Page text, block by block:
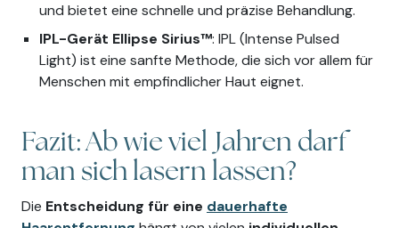
und bietet eine schnelle und präzise Behandlung.
IPL-Gerät Ellipse Sirius™: IPL (Intense Pulsed
Light) ist eine sanfte Methode, die sich vor allem für
Menschen mit empfindlicher Haut eignet.
Fazit: Ab wie viel Jahren darf
man sich lasern lassen?
Die Entscheidung für eine dauerhafte